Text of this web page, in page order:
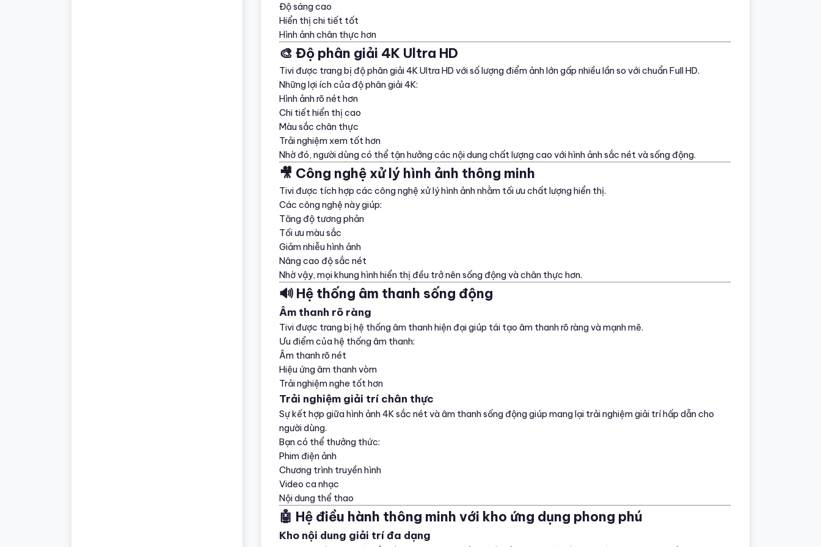
Độ sáng cao
Hiển thị chi tiết tốt
Hình ảnh chân thực hơn
🎨 Độ phân giải 4K Ultra HD
Tivi được trang bị độ phân giải 4K Ultra HD với số lượng điểm ảnh lớn gấp nhiều lần so với chuẩn Full HD.
Những lợi ích của độ phân giải 4K:
Hình ảnh rõ nét hơn
Chi tiết hiển thị cao
Màu sắc chân thực
Trải nghiệm xem tốt hơn
Nhờ đó, người dùng có thể tận hưởng các nội dung chất lượng cao với hình ảnh sắc nét và sống động.
🎥 Công nghệ xử lý hình ảnh thông minh
Tivi được tích hợp các công nghệ xử lý hình ảnh nhằm tối ưu chất lượng hiển thị.
Các công nghệ này giúp:
Tăng độ tương phản
Tối ưu màu sắc
Giảm nhiễu hình ảnh
Nâng cao độ sắc nét
Nhờ vậy, mọi khung hình hiển thị đều trở nên sống động và chân thực hơn.
🔊 Hệ thống âm thanh sống động
Âm thanh rõ ràng
Tivi được trang bị hệ thống âm thanh hiện đại giúp tái tạo âm thanh rõ ràng và mạnh mẽ.
Ưu điểm của hệ thống âm thanh:
Âm thanh rõ nét
Hiệu ứng âm thanh vòm
Trải nghiệm nghe tốt hơn
Trải nghiệm giải trí chân thực
Sự kết hợp giữa hình ảnh 4K sắc nét và âm thanh sống động giúp mang lại trải nghiệm giải trí hấp dẫn cho
người dùng.
Bạn có thể thưởng thức:
Phim điện ảnh
Chương trình truyền hình
Video ca nhạc
Nội dung thể thao
🤖 Hệ điều hành thông minh với kho ứng dụng phong phú
Kho nội dung giải trí đa dạng